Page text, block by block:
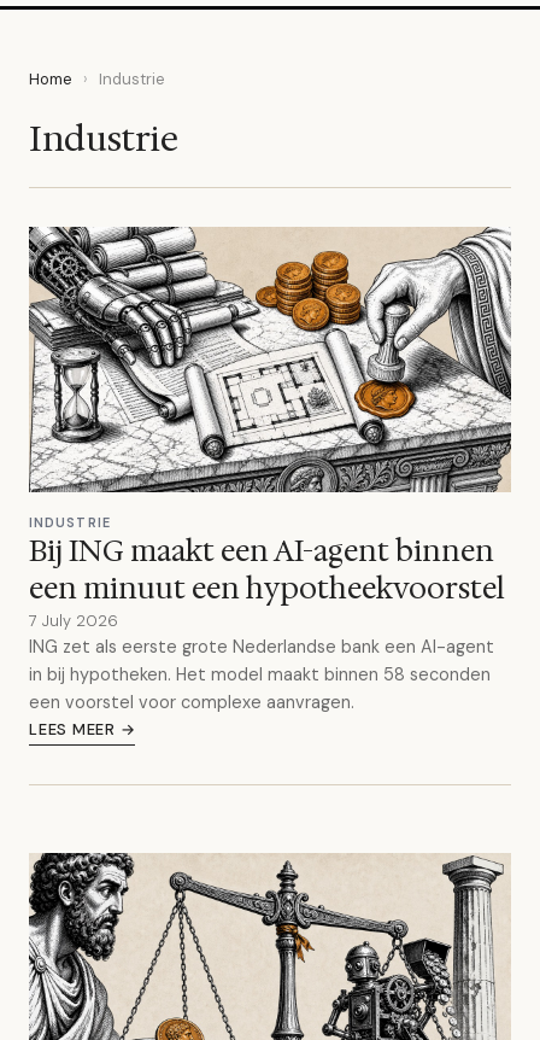
Home › Industrie
Industrie
INDUSTRIE
Bij ING maakt een AI-agent binnen
een minuut een hypotheekvoorstel
7 July 2026
ING zet als eerste grote Nederlandse bank een AI-agent
in bij hypotheken. Het model maakt binnen 58 seconden
een voorstel voor complexe aanvragen.
LEES MEER →